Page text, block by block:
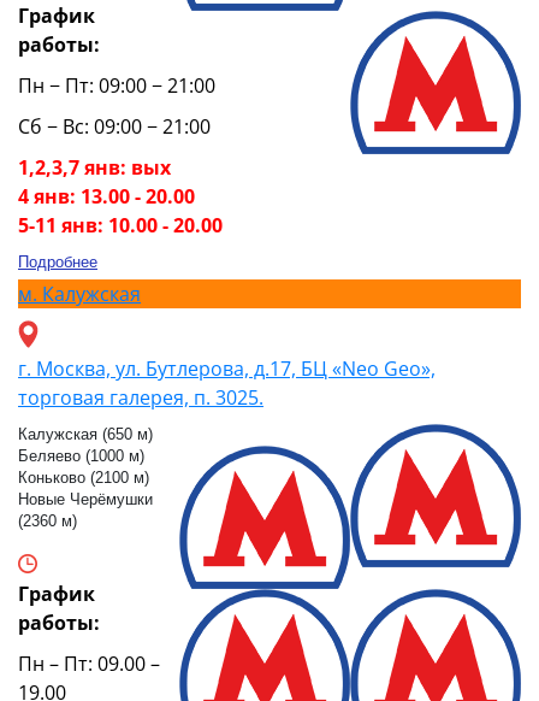
График
работы:
Пн − Пт: 09:00 − 21:00
Сб − Вс: 09:00 − 21:00
1,2,3,7 янв: вых
4 янв: 13.00 - 20.00
5-11 янв: 10.00 - 20.00
Подробнее
м. Калужская
г. Москва, ул. Бутлерова, д.17, БЦ «Neo Geo»,
торговая галерея, п. 3025.
Калужская (650 м)
Беляево (1000 м)
Коньково (2100 м)
Новые Черёмушки
(2360 м)
График
работы:
Пн – Пт: 09.00 –
19.00